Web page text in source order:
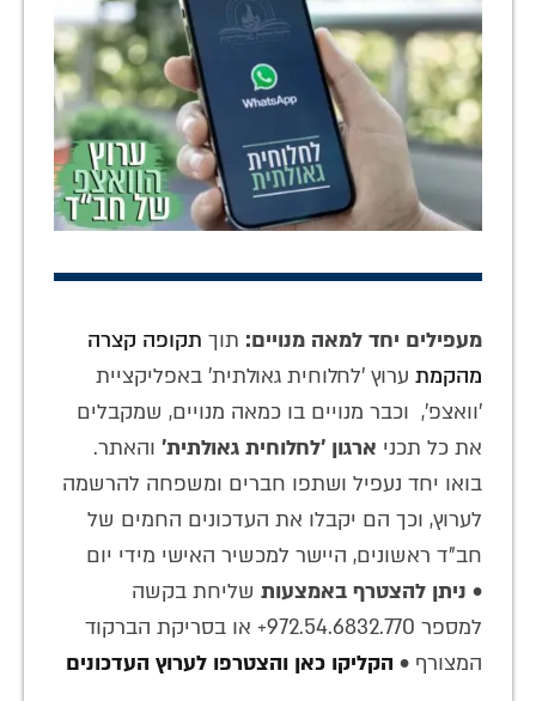
מעפילים יחד למאה מנויים: תוך תקופה קצרה
מהקמת ערוץ 'לחלוחית גאולתית' באפליקציית
'וואצפ', וכבר מנויים בו כמאה מנויים, שמקבלים
את כל תכני ארגון 'לחלוחית גאולתית' והאתר.
בואו יחד נעפיל ושתפו חברים ומשפחה להרשמה
לערוץ, וכך הם יקבלו את העדכונים החמים של
חב"ד ראשונים, היישר למכשיר האישי מידי יום
• ניתן להצטרף באמצעות שליחת בקשה
למספר 972.54.6832.770+ או בסריקת הברקוד
המצורף • הקליקו כאן והצטרפו לערוץ העדכונים